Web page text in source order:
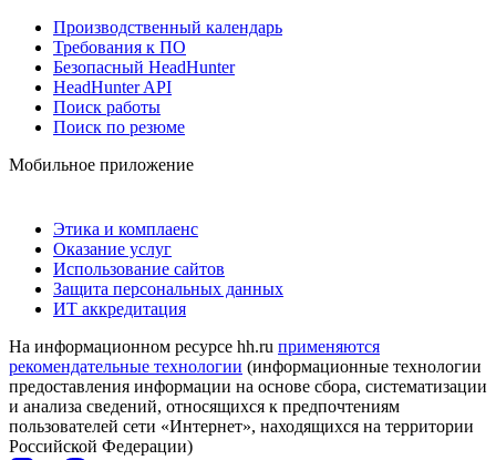
Производственный календарь
Требования к ПО
Безопасный HeadHunter
HeadHunter API
Поиск работы
Поиск по резюме
Мобильное приложение
Этика и комплаенс
Оказание услуг
Использование сайтов
Защита персональных данных
ИТ аккредитация
На информационном ресурсе hh.ru применяются
рекомендательные технологии (информационные технологии
предоставления информации на основе сбора, систематизации
и анализа сведений, относящихся к предпочтениям
пользователей сети «Интернет», находящихся на территории
Российской Федерации)